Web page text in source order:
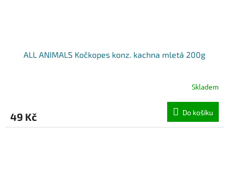
ALL ANIMALS Kočkopes konz. kachna mletá 200g
Skladem
49 Kč Do košíku